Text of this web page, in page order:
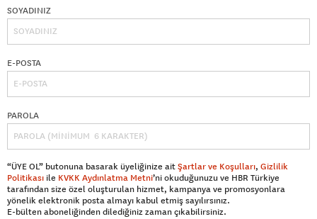
SOYADINIZ
E-POSTA
PAROLA
“ÜYE OL” butonuna basarak üyeliğinize aitŞartlar ve Koşulları, Gizlilik
Politikası ile KVKK Aydınlatma Metni’ni okuduğunuzu ve HBR Türkiye
tarafından size özel oluşturulan hizmet, kampanya ve promosyonlara
yönelik elektronik posta almayı kabul etmiş sayılırsınız.
E-bülten aboneliğinden dilediğiniz zaman çıkabilirsiniz.